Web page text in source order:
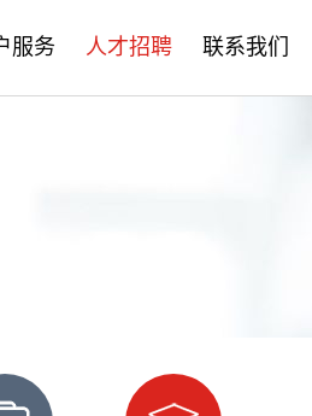
服务 人才招聘 联系我们